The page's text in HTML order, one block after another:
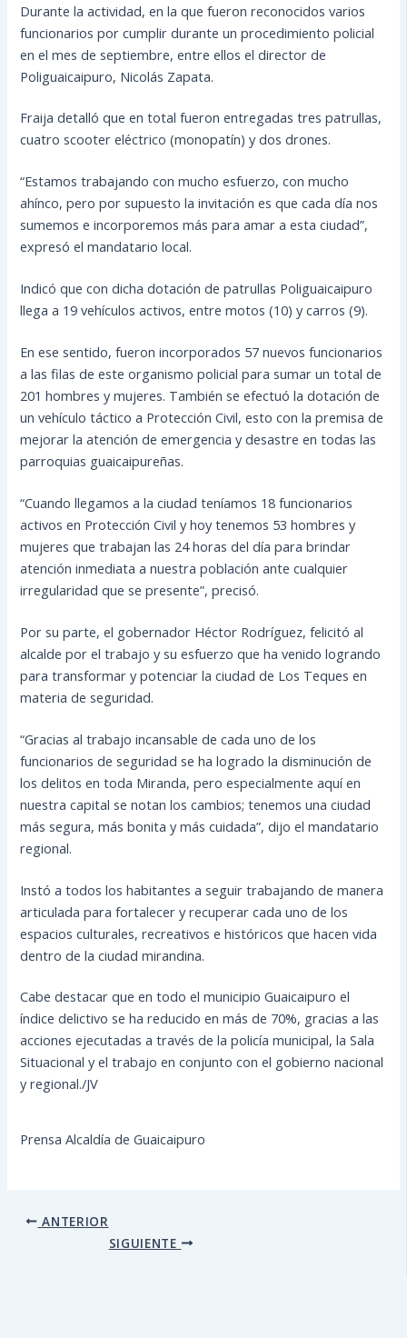
Durante la actividad, en la que fueron reconocidos varios
funcionarios por cumplir durante un procedimiento policial
en el mes de septiembre, entre ellos el director de
Poliguaicaipuro, Nicolás Zapata.
Fraija detalló que en total fueron entregadas tres patrullas,
cuatro scooter eléctrico (monopatín) y dos drones.
“Estamos trabajando con mucho esfuerzo, con mucho
ahínco, pero por supuesto la invitación es que cada día nos
sumemos e incorporemos más para amar a esta ciudad”,
expresó el mandatario local.
Indicó que con dicha dotación de patrullas Poliguaicaipuro
llega a 19 vehículos activos, entre motos (10) y carros (9).
En ese sentido, fueron incorporados 57 nuevos funcionarios
a las filas de este organismo policial para sumar un total de
201 hombres y mujeres. También se efectuó la dotación de
un vehículo táctico a Protección Civil, esto con la premisa de
mejorar la atención de emergencia y desastre en todas las
parroquias guaicaipureñas.
“Cuando llegamos a la ciudad teníamos 18 funcionarios
activos en Protección Civil y hoy tenemos 53 hombres y
mujeres que trabajan las 24 horas del día para brindar
atención inmediata a nuestra población ante cualquier
irregularidad que se presente”, precisó.
Por su parte, el gobernador Héctor Rodríguez, felicitó al
alcalde por el trabajo y su esfuerzo que ha venido logrando
para transformar y potenciar la ciudad de Los Teques en
materia de seguridad.
“Gracias al trabajo incansable de cada uno de los
funcionarios de seguridad se ha logrado la disminución de
los delitos en toda Miranda, pero especialmente aquí en
nuestra capital se notan los cambios; tenemos una ciudad
más segura, más bonita y más cuidada”, dijo el mandatario
regional.
Instó a todos los habitantes a seguir trabajando de manera
articulada para fortalecer y recuperar cada uno de los
espacios culturales, recreativos e históricos que hacen vida
dentro de la ciudad mirandina.
Cabe destacar que en todo el municipio Guaicaipuro el
índice delictivo se ha reducido en más de 70%, gracias a las
acciones ejecutadas a través de la policía municipal, la Sala
Situacional y el trabajo en conjunto con el gobierno nacional
y regional./JV
Prensa Alcaldía de Guaicaipuro
ANTERIOR
SIGUIENTE